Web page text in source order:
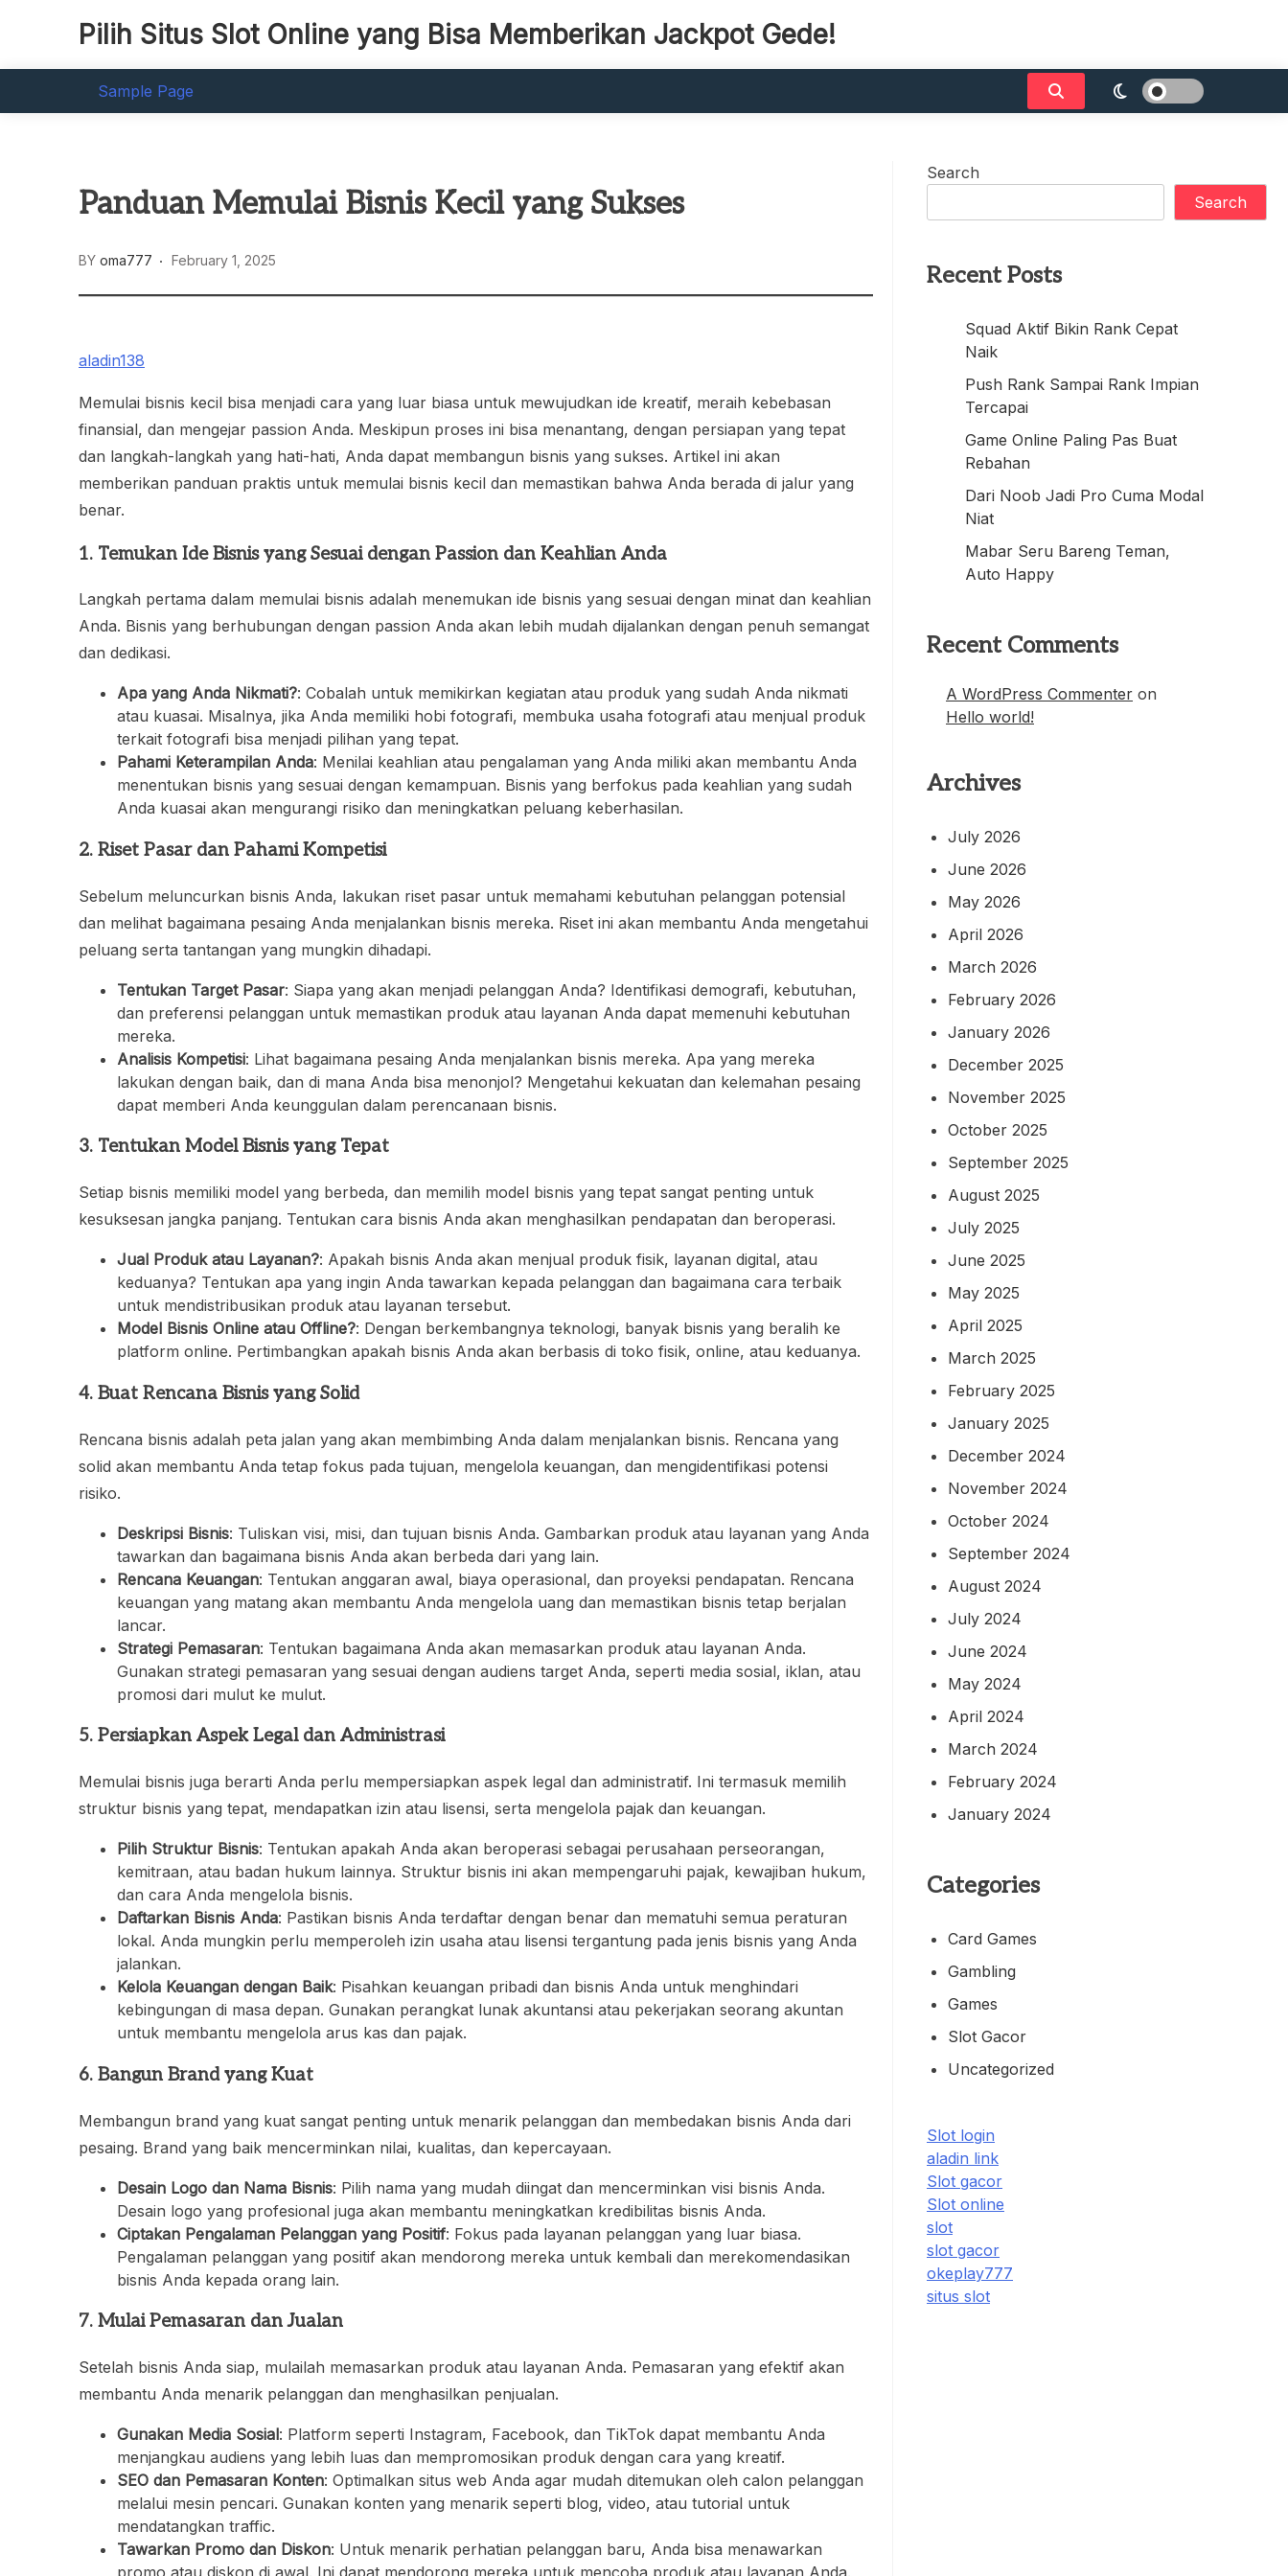
Pilih Situs Slot Online yang Bisa Memberikan Jackpot Gede!
Sample Page
Panduan Memulai Bisnis Kecil yang Sukses
BY oma777 February 1, 2025
aladin138
Memulai bisnis kecil bisa menjadi cara yang luar biasa untuk mewujudkan ide kreatif, meraih kebebasan
finansial, dan mengejar passion Anda. Meskipun proses ini bisa menantang, dengan persiapan yang tepat
dan langkah-langkah yang hati-hati, Anda dapat membangun bisnis yang sukses. Artikel ini akan
memberikan panduan praktis untuk memulai bisnis kecil dan memastikan bahwa Anda berada di jalur yang
benar.
1. Temukan Ide Bisnis yang Sesuai dengan Passion dan Keahlian Anda
Langkah pertama dalam memulai bisnis adalah menemukan ide bisnis yang sesuai dengan minat dan keahlian
Anda. Bisnis yang berhubungan dengan passion Anda akan lebih mudah dijalankan dengan penuh semangat
dan dedikasi.
Apa yang Anda Nikmati?: Cobalah untuk memikirkan kegiatan atau produk yang sudah Anda nikmati
atau kuasai. Misalnya, jika Anda memiliki hobi fotografi, membuka usaha fotografi atau menjual produk
terkait fotografi bisa menjadi pilihan yang tepat.
Pahami Keterampilan Anda: Menilai keahlian atau pengalaman yang Anda miliki akan membantu Anda
menentukan bisnis yang sesuai dengan kemampuan. Bisnis yang berfokus pada keahlian yang sudah
Anda kuasai akan mengurangi risiko dan meningkatkan peluang keberhasilan.
2. Riset Pasar dan Pahami Kompetisi
Sebelum meluncurkan bisnis Anda, lakukan riset pasar untuk memahami kebutuhan pelanggan potensial
dan melihat bagaimana pesaing Anda menjalankan bisnis mereka. Riset ini akan membantu Anda mengetahui
peluang serta tantangan yang mungkin dihadapi.
Tentukan Target Pasar: Siapa yang akan menjadi pelanggan Anda? Identifikasi demografi, kebutuhan,
dan preferensi pelanggan untuk memastikan produk atau layanan Anda dapat memenuhi kebutuhan
mereka.
Analisis Kompetisi: Lihat bagaimana pesaing Anda menjalankan bisnis mereka. Apa yang mereka
lakukan dengan baik, dan di mana Anda bisa menonjol? Mengetahui kekuatan dan kelemahan pesaing
dapat memberi Anda keunggulan dalam perencanaan bisnis.
3. Tentukan Model Bisnis yang Tepat
Setiap bisnis memiliki model yang berbeda, dan memilih model bisnis yang tepat sangat penting untuk
kesuksesan jangka panjang. Tentukan cara bisnis Anda akan menghasilkan pendapatan dan beroperasi.
Jual Produk atau Layanan?: Apakah bisnis Anda akan menjual produk fisik, layanan digital, atau
keduanya? Tentukan apa yang ingin Anda tawarkan kepada pelanggan dan bagaimana cara terbaik
untuk mendistribusikan produk atau layanan tersebut.
Model Bisnis Online atau Offline?: Dengan berkembangnya teknologi, banyak bisnis yang beralih ke
platform online. Pertimbangkan apakah bisnis Anda akan berbasis di toko fisik, online, atau keduanya.
4. Buat Rencana Bisnis yang Solid
Rencana bisnis adalah peta jalan yang akan membimbing Anda dalam menjalankan bisnis. Rencana yang
solid akan membantu Anda tetap fokus pada tujuan, mengelola keuangan, dan mengidentifikasi potensi
risiko.
Deskripsi Bisnis: Tuliskan visi, misi, dan tujuan bisnis Anda. Gambarkan produk atau layanan yang Anda
tawarkan dan bagaimana bisnis Anda akan berbeda dari yang lain.
Rencana Keuangan: Tentukan anggaran awal, biaya operasional, dan proyeksi pendapatan. Rencana
keuangan yang matang akan membantu Anda mengelola uang dan memastikan bisnis tetap berjalan
lancar.
Strategi Pemasaran: Tentukan bagaimana Anda akan memasarkan produk atau layanan Anda.
Gunakan strategi pemasaran yang sesuai dengan audiens target Anda, seperti media sosial, iklan, atau
promosi dari mulut ke mulut.
5. Persiapkan Aspek Legal dan Administrasi
Memulai bisnis juga berarti Anda perlu mempersiapkan aspek legal dan administratif. Ini termasuk memilih
struktur bisnis yang tepat, mendapatkan izin atau lisensi, serta mengelola pajak dan keuangan.
Pilih Struktur Bisnis: Tentukan apakah Anda akan beroperasi sebagai perusahaan perseorangan,
kemitraan, atau badan hukum lainnya. Struktur bisnis ini akan mempengaruhi pajak, kewajiban hukum,
dan cara Anda mengelola bisnis.
Daftarkan Bisnis Anda: Pastikan bisnis Anda terdaftar dengan benar dan mematuhi semua peraturan
lokal. Anda mungkin perlu memperoleh izin usaha atau lisensi tergantung pada jenis bisnis yang Anda
jalankan.
Kelola Keuangan dengan Baik: Pisahkan keuangan pribadi dan bisnis Anda untuk menghindari
kebingungan di masa depan. Gunakan perangkat lunak akuntansi atau pekerjakan seorang akuntan
untuk membantu mengelola arus kas dan pajak.
6. Bangun Brand yang Kuat
Membangun brand yang kuat sangat penting untuk menarik pelanggan dan membedakan bisnis Anda dari
pesaing. Brand yang baik mencerminkan nilai, kualitas, dan kepercayaan.
Desain Logo dan Nama Bisnis: Pilih nama yang mudah diingat dan mencerminkan visi bisnis Anda.
Desain logo yang profesional juga akan membantu meningkatkan kredibilitas bisnis Anda.
Ciptakan Pengalaman Pelanggan yang Positif: Fokus pada layanan pelanggan yang luar biasa.
Pengalaman pelanggan yang positif akan mendorong mereka untuk kembali dan merekomendasikan
bisnis Anda kepada orang lain.
7. Mulai Pemasaran dan Jualan
Setelah bisnis Anda siap, mulailah memasarkan produk atau layanan Anda. Pemasaran yang efektif akan
membantu Anda menarik pelanggan dan menghasilkan penjualan.
Gunakan Media Sosial: Platform seperti Instagram, Facebook, dan TikTok dapat membantu Anda
menjangkau audiens yang lebih luas dan mempromosikan produk dengan cara yang kreatif.
SEO dan Pemasaran Konten: Optimalkan situs web Anda agar mudah ditemukan oleh calon pelanggan
melalui mesin pencari. Gunakan konten yang menarik seperti blog, video, atau tutorial untuk
mendatangkan traffic.
Tawarkan Promo dan Diskon: Untuk menarik perhatian pelanggan baru, Anda bisa menawarkan
promo atau diskon di awal. Ini dapat mendorong mereka untuk mencoba produk atau layanan Anda.
Search
Search
Recent Posts
Squad Aktif Bikin Rank Cepat
Naik
Push Rank Sampai Rank Impian
Tercapai
Game Online Paling Pas Buat
Rebahan
Dari Noob Jadi Pro Cuma Modal
Niat
Mabar Seru Bareng Teman,
Auto Happy
Recent Comments
A WordPress Commenter on
Hello world!
Archives
July 2026
June 2026
May 2026
April 2026
March 2026
February 2026
January 2026
December 2025
November 2025
October 2025
September 2025
August 2025
July 2025
June 2025
May 2025
April 2025
March 2025
February 2025
January 2025
December 2024
November 2024
October 2024
September 2024
August 2024
July 2024
June 2024
May 2024
April 2024
March 2024
February 2024
January 2024
Categories
Card Games
Gambling
Games
Slot Gacor
Uncategorized
Slot login
aladin link
Slot gacor
Slot online
slot
slot gacor
okeplay777
situs slot